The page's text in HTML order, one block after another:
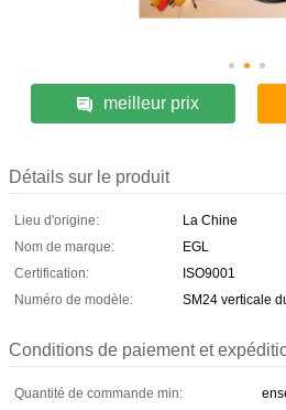
meilleur prix
Détails sur le produit
Lieu d'origine:
La Chine
Nom de marque:
EGL
Certification:
ISO9001
Numéro de modèle:
SM24 verticale
Conditions de paiement et
Quantité de commande min: